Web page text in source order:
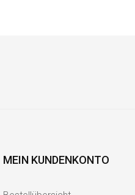
MEIN KUNDENKONTO